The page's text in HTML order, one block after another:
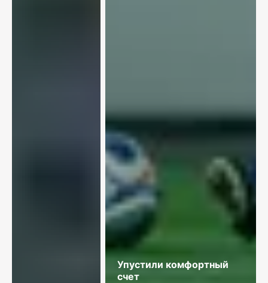
Упустили комфортный
счет